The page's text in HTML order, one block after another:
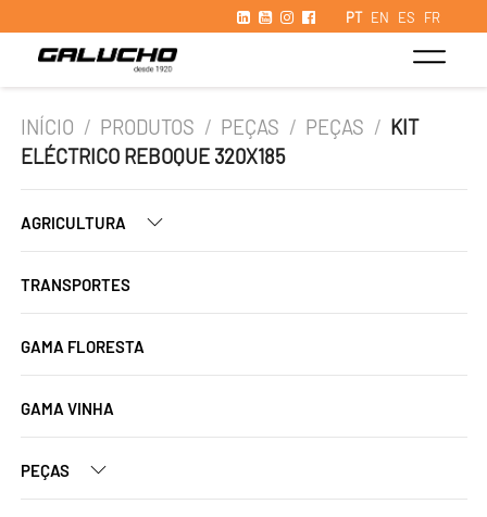
PT EN ES FR
INÍCIO / PRODUTOS / PEÇAS / PEÇAS / KIT
ELÉCTRICO REBOQUE 320X185
AGRICULTURA
TRANSPORTES
GAMA FLORESTA
GAMA VINHA
PEÇAS